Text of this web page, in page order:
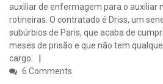
auxiliar de enfermagem para o auxiliar
rotineiras. O contratado é Driss, um
subúrbios de Paris, que acaba de
meses de prisão e que não tem
cargo.
6 Comments